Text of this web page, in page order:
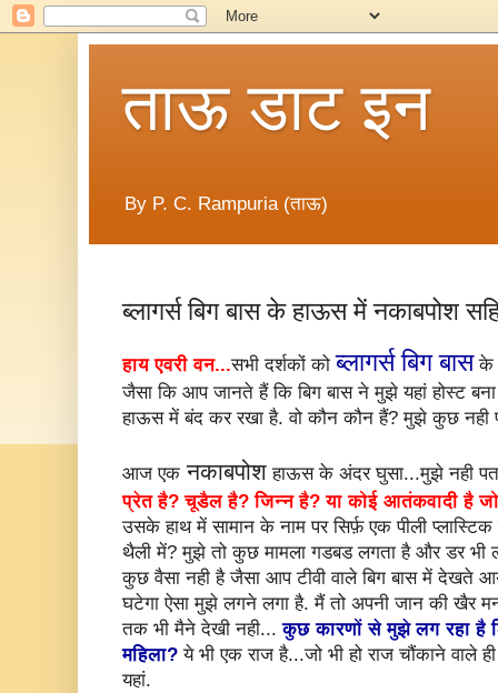
ताऊ डाट इन
By P. C. Rampuria (ताऊ)
ब्लागर्स बिग बास के हाऊस में नकाबपोश
हाय एवरी वन...सभी दर्शकों कोब्लागर्स बिग बासके
जैसा कि आप जानते हैं कि बिग बास ने मुझे यहां होस्ट
हाऊस में बंद कर रखा है. वो कौन कौन हैं? मुझे कुछ नही
आज एक नकाबपोश हाऊस के अंदर घुसा...मुझे नही
प्रेत है? चूडैल है? जिन्न है? या कोई आतंकवादी है
उसके हाथ में सामान के नाम पर सिर्फ़ एक पीली
थैली में? मुझे तो कुछ मामला गडबड लगता है और डर भी
कुछ वैसा नही है जैसा आप टीवी वाले बिग बास में देखते
घटेगा ऐसा मुझे लगने लगा है. मैं तो अपनी जान की खैर
तक भी मैने देखी नही...कुछ कारणों से मुझे लग रहा है
महिला? ये भी एक राज है...जो भी हो राज चौंकाने वाले
यहां.